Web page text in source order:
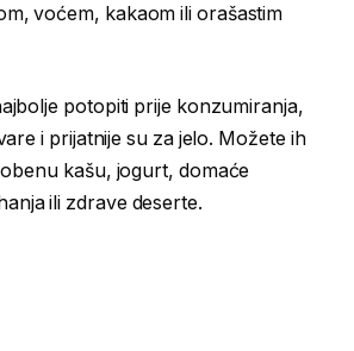
voćem, kakaom ili orašastim
potopiti prije konzumiranja,
i prijatnije su za jelo. Možete ih
kašu, jogurt, domaće
ili zdrave deserte.